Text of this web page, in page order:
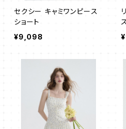
セクシー キャミワンピース
ショート
¥9,098